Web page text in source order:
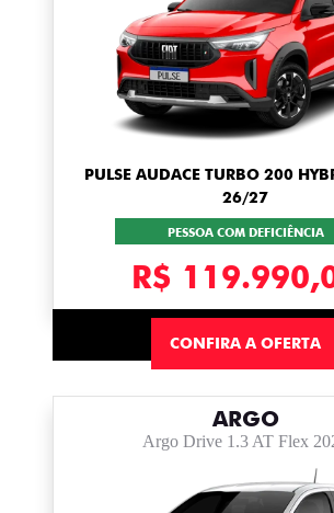
PULSE AUDACE TURBO 200
26/27
PESSOA COM DEFICIÊNCIA
R$
CONFIRA A OFERTA
ARGO
Argo Drive 1.3 AT Flex